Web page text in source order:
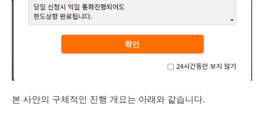
본 사안의 구체적인 진행 개요는 아래와 같습니다.